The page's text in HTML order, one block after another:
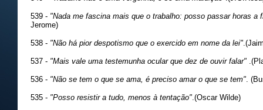
539 - "Nada me fascina mais que o trabalho: posso passar horas a
Jerome)
538 - "Não há pior despotismo que o exercido em nome da lei"
537 - "Mais vale uma testemunha ocular que dez de ouvir falar"
536 - "Não se tem o que se ama, é preciso amar o que se tem" .
535 - "Posso resistir a tudo, menos à tentação" .(Oscar Wilde)